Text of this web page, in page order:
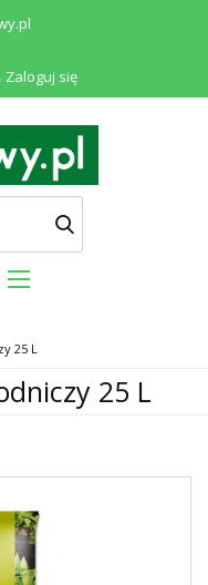
Zaloguj się
25 L
25 L